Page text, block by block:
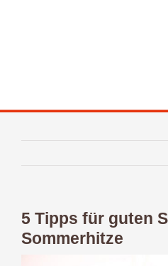
5 Tipps für guten
Sommerhitze